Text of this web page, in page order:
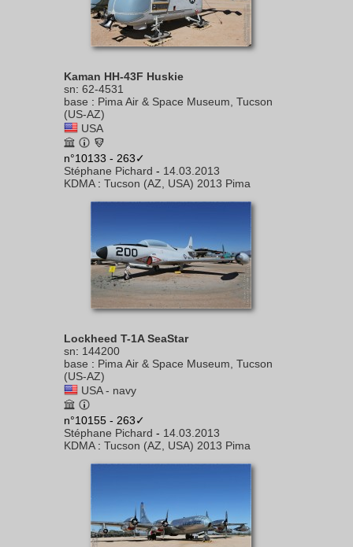
Kaman HH-43F Huskie
sn: 62-4531
base : Pima Air & Space Museum, Tucson
(US-AZ)
USA
n°10133 - 263✓
Stéphane Pichard - 14.03.2013
KDMA: Tucson (AZ, USA) 2013 Pima
Lockheed T-1A SeaStar
sn: 144200
base : Pima Air & Space Museum, Tucson
(US-AZ)
USA - navy
n°10155 - 263✓
Stéphane Pichard - 14.03.2013
KDMA: Tucson (AZ, USA) 2013 Pima